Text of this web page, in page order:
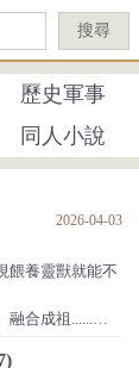
搜尋
歷史軍事
同人小說
2026-04-03
養靈獸就能不
合成祖......